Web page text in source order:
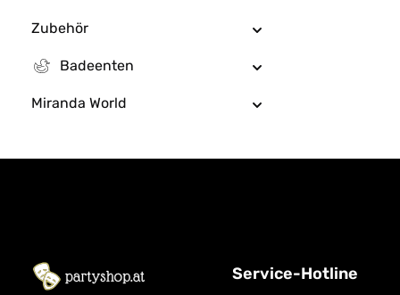
Zubehör
Badeenten
Miranda World
Service-Hotline